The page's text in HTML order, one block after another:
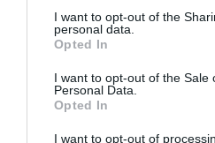
not limited to your visit or usage
grant or deny consent to Google
use your data for below
consent section.
I want to opt-out of the
personal data.
Opted In
I want to opt-out of the Sale
Personal Data.
Opted In
I want to opt-out of